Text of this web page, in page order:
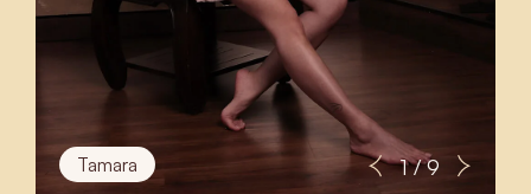
Tamara 1 / 9